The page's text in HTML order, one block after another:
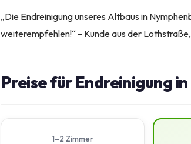
„Die Endreinigung unseres Altbaus in
weiterempfehlen!“ – Kunde aus der
Preise für Endreinigung
1–2 Zimmer